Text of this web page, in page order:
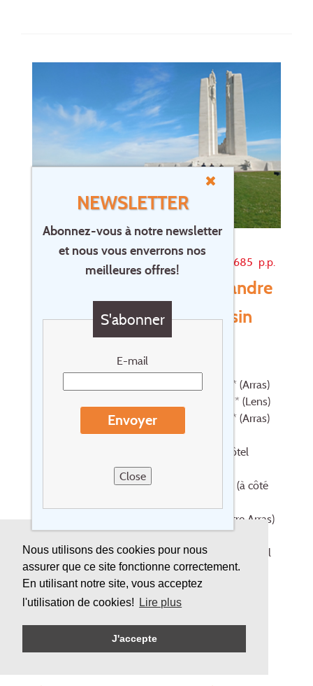
Nous utilisons des cookies pour nous
assurer que ce site fonctionne correctement.
En utilisant notre site, vous acceptez
l'utilisation de cookies!
Lire plus
J'accepte
NEWSLETTER
Abonnez-vous à notre newsletter
et nous vous enverrons nos
meilleures offres!
S'abonner
E-mail
Envoyer
Close
685 p.p.
Circuit à vélo 4 jours la Flandre
française 'Souvenir et Bassin
1 nuit au Mercure Arras Centre Gare **** (Arras)
1 nuit au Ibis Styles Lens Centre Gare *** (Lens)
1 nuit au Mercure Arras Centre Gare **** (Arras)
3x petit déjeuner
dîner 3 plats au restaurant Le 58 de l'hôtel
Mercure Arras Centre
dîner 3 plats chez Le Pain de la Bouche (à côté
dîner 3 plats au The French House (centre Arras)
transport des bagages (jour 2 et jour 3)
parking pour la voiture pendant 4 jours à l'hôtel
Mercure Arras Centre
taxes de séjour
visite des Boves
visite de la Carrière Wellington
visite du Musée Louvre Lens